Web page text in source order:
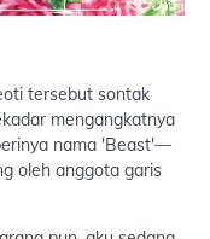
tersebut sontak
mengangkatnya
nama 'Beast'—
oleh anggota garis